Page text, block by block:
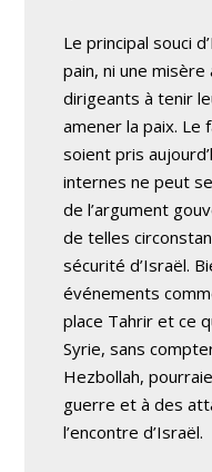
Le principal souci
pain, ni une misère
dirigeants à tenir
amener la paix. Le
soient pris
internes ne peut
de l’argument
de telles
sécurité d’Israël.
événements
place Tahrir et ce
Syrie, sans
Hezbollah,
guerre et à des
l’encontre d’Israël.